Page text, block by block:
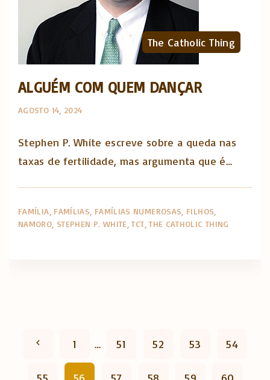
The Catholic Thing
ALGUÉM COM QUEM DANÇAR
AGOSTO 14, 2024
Stephen P. White escreve sobre a queda nas
taxas de fertilidade, mas argumenta que é…
FAMÍLIA FAMÍLIAS FAMÍLIAS NUMEROSAS FILHOS
NAMORO STEPHEN P. WHITE TCT THE CATHOLIC THING
P 1 … 51 52 53 54
55 56 57 58 59 60